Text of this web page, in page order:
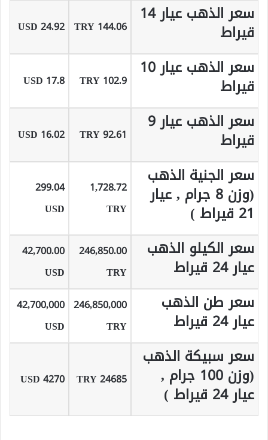
سعر الذهب عيار 14
قيراط 144.06 TRY
24.92 USD
سعر الذهب عيار 10
قيراط 102.9 TRY
17.8 USD
سعر الذهب عيار 9
قيراط 92.61 TRY
16.02 USD
سعر الجنية الذهب
(وزن 8 جرام , عيار
21 قيراط )
1,728.72
TRY
299.04
USD
سعر الكيلو الذهب
عيار 24 قيراط
246,850.00
TRY
42,700.00
USD
سعر طن الذهب
عيار 24 قيراط
246,850,000
TRY
42,700,000
USD
سعر سبيكة الذهب
(وزن 100 جرام ,
عيار 24 قيراط )
24685 TRY
4270 USD